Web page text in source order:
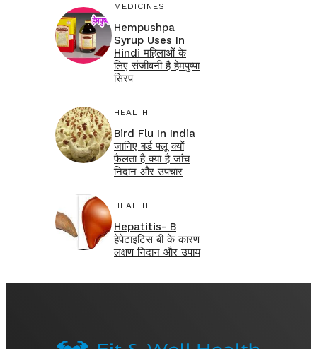
MEDICINES
Hempushpa
Syrup Uses In
Hindi महिलाओं के
लिए संजीवनी है हेमपुष्पा
सिरप
HEALTH
Bird Flu In India
जानिए बर्ड फ्लू क्यों
फैलता है क्या है जांच
निदान और उपचार
HEALTH
Hepatitis- B
हेपेटाइटिस बी के कारण
लक्षण निदान और उपाय